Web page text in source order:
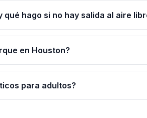
hago si no hay salida al aire
en Houston?
para adultos?